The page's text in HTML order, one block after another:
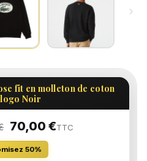

fit en molleton de coton
Noir
70,00 €TTC
50%